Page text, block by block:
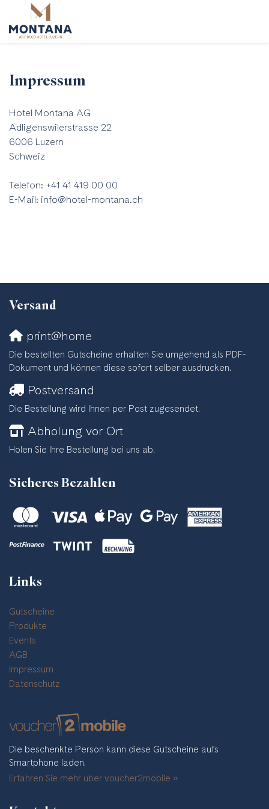
Impressum
Hotel Montana AG
Adligenswilerstrasse 22
6006 Luzern
Schweiz
Telefon: +41 41 419 00 00
E-Mail: info@hotel-montana.ch
Versand
print@home
Die bestellten Gutscheine erhalten Sie umgehend als PDF-
Dokument und können diese sofort selber ausdrucken.
Postversand
Die Bestellung wird Ihnen per Post zugesendet.
Abholung vor Ort
Holen Sie Ihre Bestellung bei uns ab.
Sicheres Bezahlen
Links
Gutscheine
Produkte
Events
AGB
Impressum
Datenschutz
Die beschenkte Person kann diese Gutscheine aufs
Smartphone laden.
Erfahren Sie mehr über voucher2mobile »